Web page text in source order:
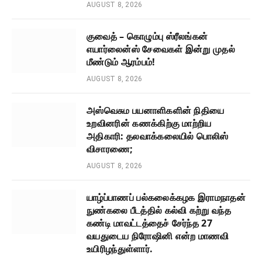
AUGUST 8, 2026
குவைத் – கொழும்பு ஸ்ரீலங்கன்
எயார்லைன்ஸ் சேவைகள் இன்று முதல்
மீண்டும் ஆரம்பம்!
AUGUST 8, 2026
அஸ்வெசும பயனாளிகளின் நிதியை
உறவினரின் கணக்கிற்கு மாற்றிய
அதிகாரி: தலவாக்கலையில் பொலிஸ்
விசாரணை;
AUGUST 8, 2026
யாழ்ப்பாணப் பல்கலைக்கழக இராமநாதன்
நுண்கலை பீடத்தில் கல்வி கற்று வந்த
கண்டி மாவட்டத்தைச் சேர்ந்த 27
வயதுடைய நிரோஷினி என்ற மாணவி
உயிரிழந்துள்ளார்.